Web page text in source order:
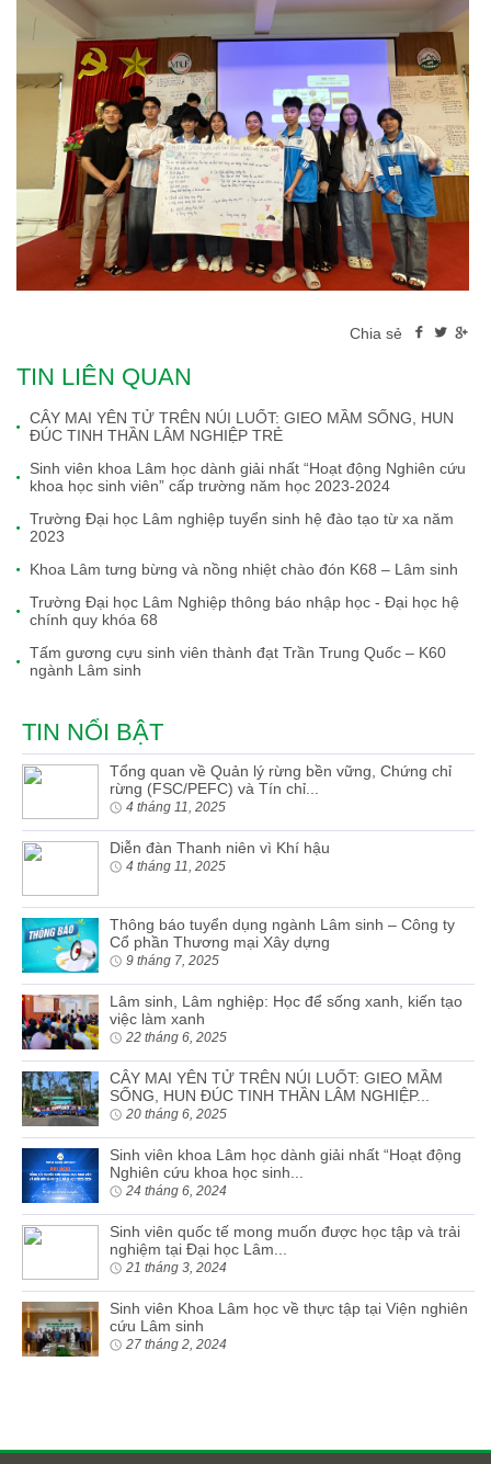
Chia sẻ
TIN LIÊN QUAN
CÂY MAI YÊN TỬ TRÊN NÚI LUỐT: GIEO MẦM SỐNG, HUN
ĐÚC TINH THẦN LÂM NGHIỆP TRẺ
Sinh viên khoa Lâm học dành giải nhất “Hoạt động Nghiên cứu
khoa học sinh viên” cấp trường năm học 2023-2024
Trường Đại học Lâm nghiệp tuyển sinh hệ đào tạo từ xa năm
2023
Khoa Lâm tưng bừng và nồng nhiệt chào đón K68 – Lâm sinh
Trường Đại học Lâm Nghiệp thông báo nhập học - Đại học hệ
chính quy khóa 68
Tấm gương cựu sinh viên thành đạt Trần Trung Quốc – K60
ngành Lâm sinh
TIN NỔI BẬT
Tổng quan về Quản lý rừng bền vững, Chứng chỉ
rừng (FSC/PEFC) và Tín chỉ...
4 tháng 11, 2025
Diễn đàn Thanh niên vì Khí hậu
4 tháng 11, 2025
Thông báo tuyển dụng ngành Lâm sinh – Công ty
Cổ phần Thương mại Xây dựng
9 tháng 7, 2025
Lâm sinh, Lâm nghiệp: Học để sống xanh, kiến tạo
việc làm xanh
22 tháng 6, 2025
CÂY MAI YÊN TỬ TRÊN NÚI LUỐT: GIEO MẦM
SỐNG, HUN ĐÚC TINH THẦN LÂM NGHIỆP...
20 tháng 6, 2025
Sinh viên khoa Lâm học dành giải nhất “Hoạt động
Nghiên cứu khoa học sinh...
24 tháng 6, 2024
Sinh viên quốc tế mong muốn được học tập và trải
nghiệm tại Đại học Lâm...
21 tháng 3, 2024
Sinh viên Khoa Lâm học về thực tập tại Viện nghiên
cứu Lâm sinh
27 tháng 2, 2024